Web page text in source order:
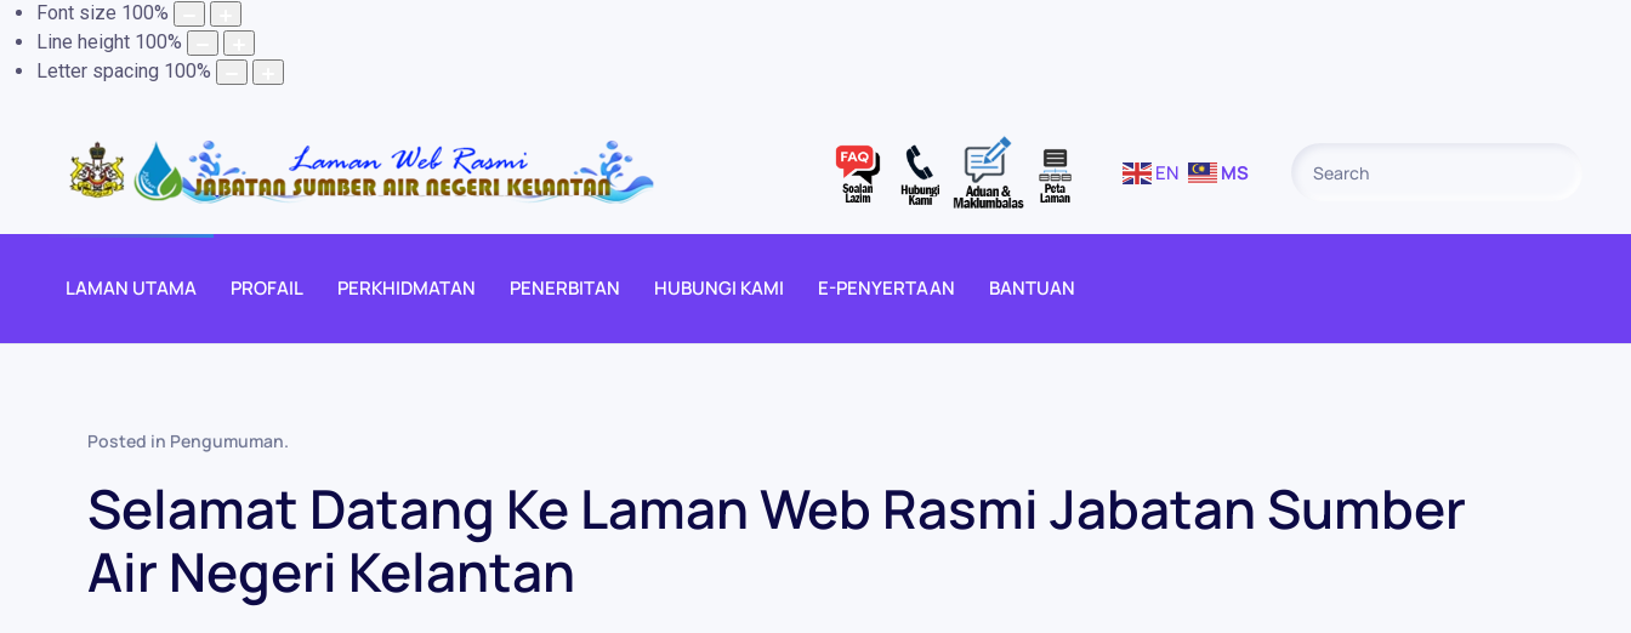
Font size 100%
Line height 100%
Letter spacing 100%
EN MS
LAMAN UTAMA PROFAIL PERKHIDMATAN PENERBITAN HUBUNGI KAMI E-PENYERTAAN BANTUAN
Posted in Pengumuman.
Selamat Datang Ke Laman Web Rasmi Jabatan Sumber
Air Negeri Kelantan